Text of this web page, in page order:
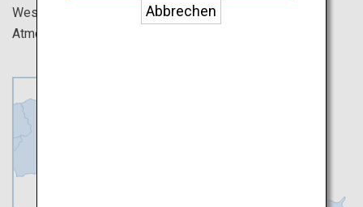
Westen Japans, und erleben Sie die einzigartige
Atmosphäre, die sie von Tokio aus haben.
Abbrechen